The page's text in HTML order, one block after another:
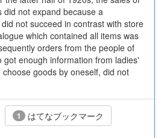
did not expand because a
not succeed in contrast with store
which contained all items was
orders from the people of
got enough information from ladies'
goods by oneself, did not
1 はてなブックマーク